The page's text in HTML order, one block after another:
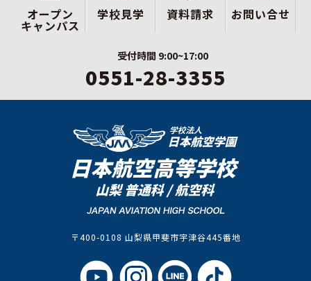
オープン
キャンパス
学校見学 資料請求 お問い合せ
受付時間 9:00~17:00
0551-28-3355
〒400-0108 山梨県甲斐市宇津谷445番地